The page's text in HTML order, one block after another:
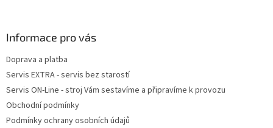
Informace pro vás
Doprava a platba
Servis EXTRA - servis bez starostí
Servis ON-Line - stroj Vám sestavíme a připravíme k provozu
Obchodní podmínky
Podmínky ochrany osobních údajů